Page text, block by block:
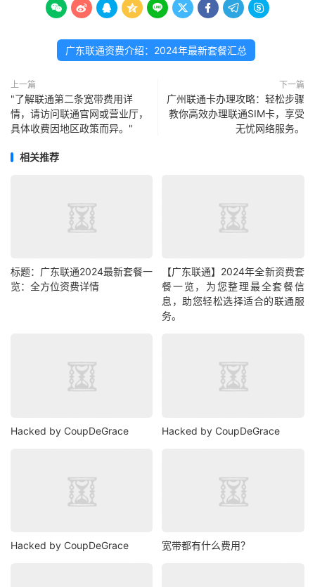
        
广东联通资费介绍：2024年最新套餐汇总
上一篇
"了解联通第二条宽带费用详
情，请访问联通官网或营业厅，
具体收费因地区政策而异。"
下一篇
广州联通卡办理攻略：轻松步骤
教你高效办理联通SIM卡，享受
无忧网络服务。
相关推荐
标题：广东联通2024最新套餐一
览：全方位资费详情
【广东联通】2024年全新资费套
餐一览，为您整理最全套餐信
息，助您轻松选择适合的联通服
务。
Hacked by CoupDeGrace Hacked by CoupDeGrace
Hacked by CoupDeGrace 宽带都有什么费用？